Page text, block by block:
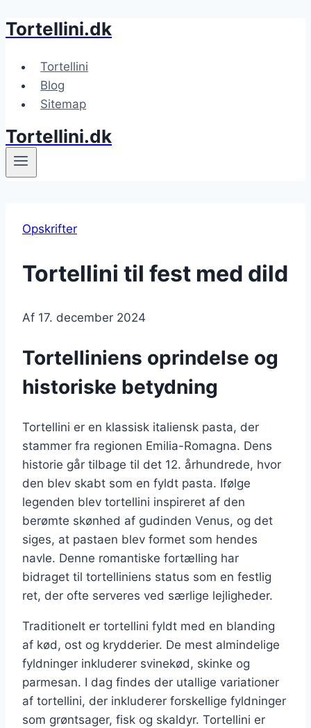
Fortsæt
indhold
Tortellini.dk
Tortellini
Blog
Sitemap
Tortellini.dk
Opskrifter
Tortellini til fest med dild
Af 17. december 2024
Tortelliniens oprindelse og
historiske betydning
Tortellini er en klassisk italiensk pasta, der
stammer fra regionen Emilia-Romagna. Dens
historie går tilbage til det 12. århundrede, hvor
den blev skabt som en fyldt pasta. Ifølge
legenden blev tortellini inspireret af den
berømte skønhed af gudinden Venus, og det
siges, at pastaen blev formet som hendes
navle. Denne romantiske fortælling har
bidraget til tortelliniens status som en festlig
ret, der ofte serveres ved særlige lejligheder.
Traditionelt er tortellini fyldt med en blanding
af kød, ost og krydderier. De mest almindelige
fyldninger inkluderer svinekød, skinke og
parmesan. I dag findes der utallige variationer
af tortellini, der inkluderer forskellige fyldninger
som grøntsager, fisk og skaldyr. Tortellini er